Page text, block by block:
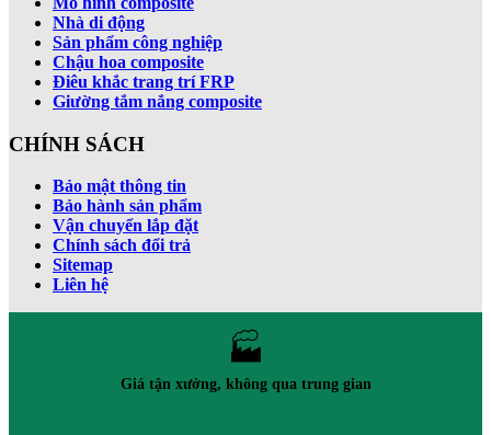
Nhà di động
Sản phẩm công nghiệp
Chậu hoa composite
Điêu khắc trang trí FRP
Giường tắm nắng composite
CHÍNH SÁCH
Bảo mật thông tin
Bảo hành sản phẩm
Vận chuyển lắp đặt
Chính sách đổi trả
Sitemap
Liên hệ
🏭
Giá tận xưởng, không qua trung gian